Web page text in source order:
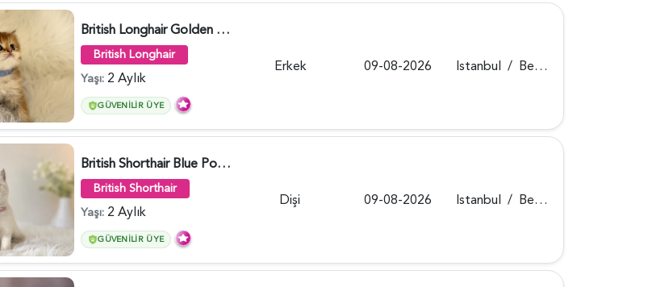
British Longhair Golden Erkek Yavrumuz - 5910
British Longhair
Yaşı: 2 Aylık
GÜVENILIR ÜYE
Erkek 09-08-2026 Istanbul / Beykoz
British Shorthair Blue Point Kızımız 2 Aylık - 5149
British Shorthair
Yaşı: 2 Aylık
GÜVENILIR ÜYE
Dişi 09-08-2026 Istanbul / Beykoz